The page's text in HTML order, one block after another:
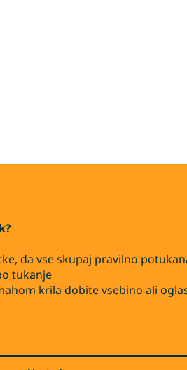
da vse skupaj pravilno
tukanje
krila dobite vsebino ali